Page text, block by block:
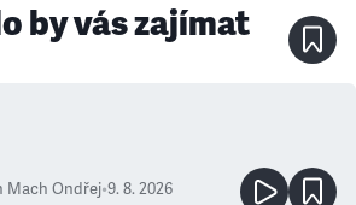
by vás zajímat
Mach Ondřej•9. 8. 2026